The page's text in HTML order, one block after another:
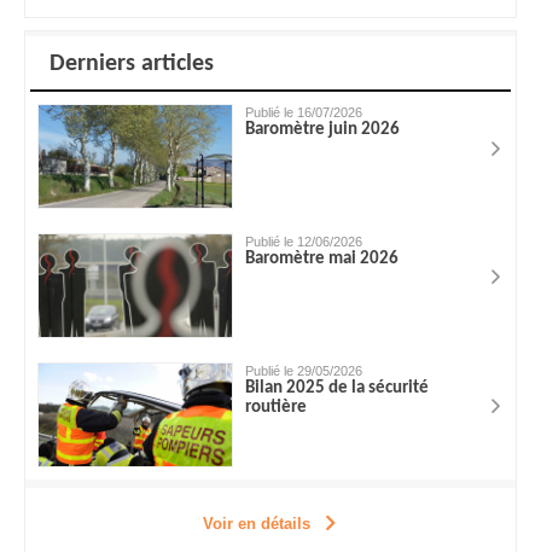
Derniers articles
Publié le 16/07/2026
Baromètre juin 2026
Publié le 12/06/2026
Baromètre mai 2026
Publié le 29/05/2026
Bilan 2025 de la sécurité
routière
Voir en détails